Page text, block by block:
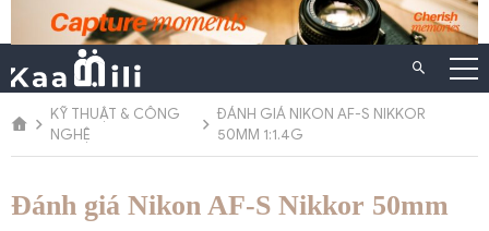
Chuyển
dung
KỸ THUẬT & CÔNG
NGHỆ
ĐÁNH GIÁ NIKON AF-S NIKKOR
50MM 1:1.4G
Đánh giá Nikon AF-S Nikkor 50mm